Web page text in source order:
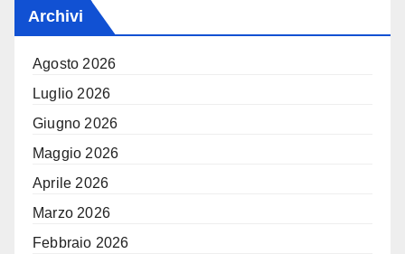
Archivi
Agosto 2026
Luglio 2026
Giugno 2026
Maggio 2026
Aprile 2026
Marzo 2026
Febbraio 2026